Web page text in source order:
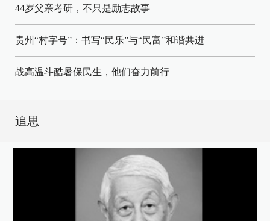
44岁父亲考研，不只是励志故事
贵州“村字号”：书写“民乐”与“民富”和谐共进
战高温斗酷暑保民生，他们奋力前行
追思